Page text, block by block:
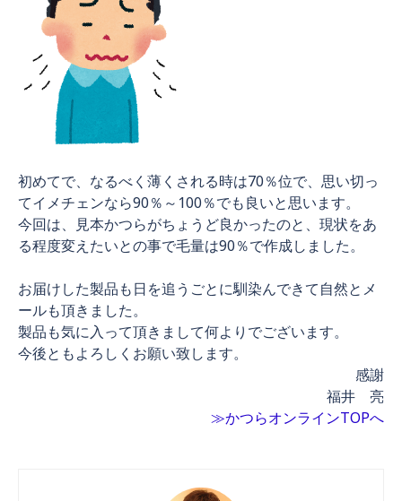
初めてで、なるべく薄くされる時は70％位で、思い切っ
てイメチェンなら90％～100％でも良いと思います。
今回は、見本かつらがちょうど良かったのと、現状をあ
る程度変えたいとの事で毛量は90％で作成しました。
お届けした製品も日を追うごとに馴染んできて自然とメ
ールも頂きました。
製品も気に入って頂きまして何よりでございます。
今後ともよろしくお願い致します。
感謝
福井 亮
≫かつらオンラインTOPへ